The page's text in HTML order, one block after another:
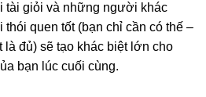
tài giỏi và những người khác
thói quen tốt (bạn chỉ cần có thế –
là đủ) sẽ tạo khác biệt lớn cho
bạn lúc cuối cùng.